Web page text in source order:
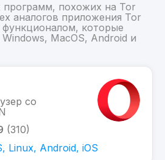
программ, похожих на Tor
аналогов приложения Tor
которые
MacOS, Android и
со
(310)
Linux, Android, iOS